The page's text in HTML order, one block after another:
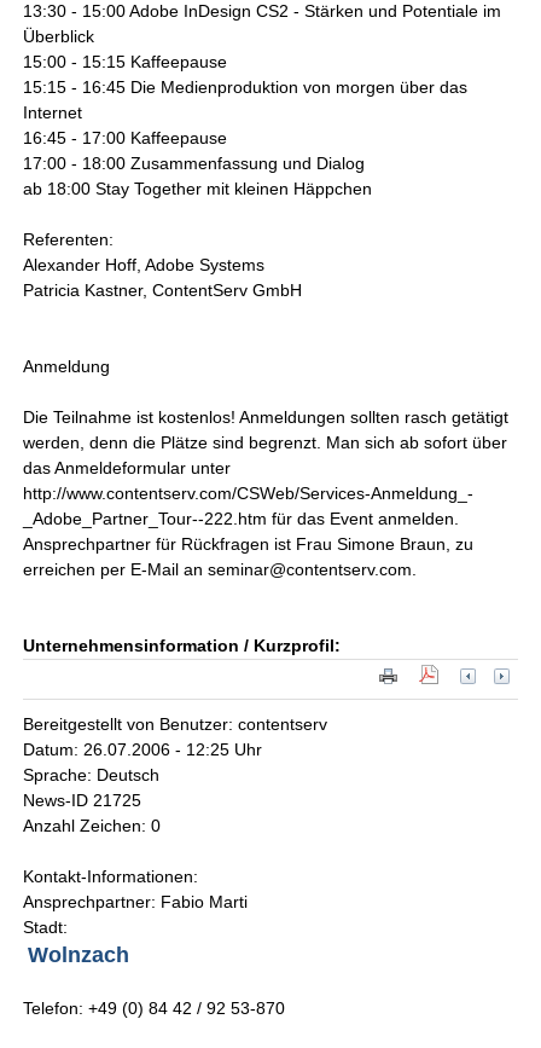
13:30 - 15:00 Adobe InDesign CS2 - Stärken und Potentiale im
Überblick
15:00 - 15:15 Kaffeepause
15:15 - 16:45 Die Medienproduktion von morgen über das
Internet
16:45 - 17:00 Kaffeepause
17:00 - 18:00 Zusammenfassung und Dialog
ab 18:00 Stay Together mit kleinen Häppchen
Referenten:
Alexander Hoff, Adobe Systems
Patricia Kastner, ContentServ GmbH
Anmeldung
Die Teilnahme ist kostenlos! Anmeldungen sollten rasch getätigt
werden, denn die Plätze sind begrenzt. Man sich ab sofort über
das Anmeldeformular unter
http://www.contentserv.com/CSWeb/Services-Anmeldung_-
_Adobe_Partner_Tour--222.htm für das Event anmelden.
Ansprechpartner für Rückfragen ist Frau Simone Braun, zu
erreichen per E-Mail an seminar@contentserv.com.
Unternehmensinformation / Kurzprofil:
Bereitgestellt von Benutzer: contentserv
Datum: 26.07.2006 - 12:25 Uhr
Sprache: Deutsch
News-ID 21725
Anzahl Zeichen: 0
Kontakt-Informationen:
Ansprechpartner: Fabio Marti
Stadt:
Wolnzach
Telefon: +49 (0) 84 42 / 92 53-870